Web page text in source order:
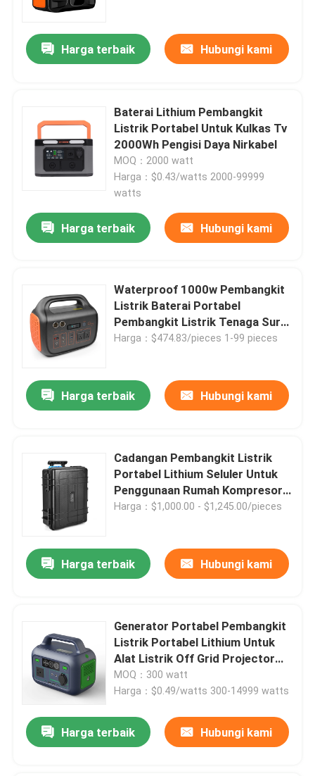
Harga terbaik Hubungi kami
Baterai Lithium Pembangkit
Listrik Portabel Untuk Kulkas Tv
2000Wh Pengisi Daya Nirkabel
MOQ：2000 watt
Harga：$0.43/watts 2000-99999
watts
Harga terbaik Hubungi kami
Waterproof 1000w Pembangkit
Listrik Baterai Portabel
Pembangkit Listrik Tenaga Surya
AC 110V 220V
Harga：$474.83/pieces 1-99 pieces
Harga terbaik Hubungi kami
Cadangan Pembangkit Listrik
Portabel Lithium Seluler Untuk
Penggunaan Rumah Kompresor
Udara 2500w
Harga：$1,000.00 - $1,245.00/pieces
Harga terbaik Hubungi kami
Generator Portabel Pembangkit
Listrik Portabel Lithium Untuk
Alat Listrik Off Grid Projector
300W
MOQ：300 watt
Harga：$0.49/watts 300-14999 watts
Harga terbaik Hubungi kami